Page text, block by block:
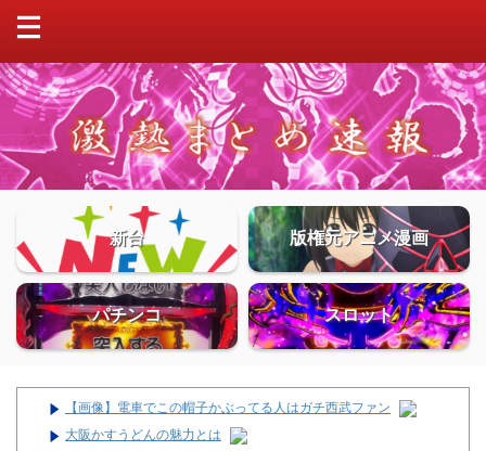
新台 版権元アニメ漫画
パチンコ スロット
【画像】電車でこの帽子かぶってる人はガチ西武ファン
大阪かすうどんの魅力とは